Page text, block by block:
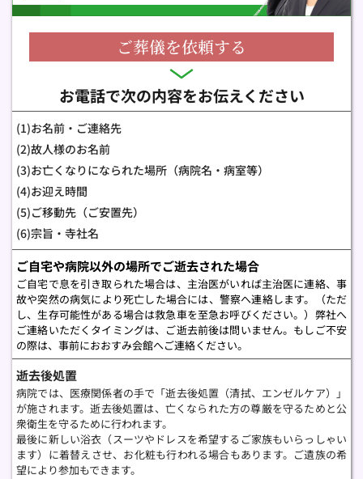
ご葬儀を依頼する
お電話で次の内容をお伝えください
(1)お名前・ご連絡先
(2)故人様のお名前
(3)お亡くなりになられた場所（病院名・病室等）
(4)お迎え時間
(5)ご移動先（ご安置先）
(6)宗旨・寺社名
ご自宅や病院以外の場所でご逝去された場合
ご自宅で息を引き取られた場合は、主治医がいれば主治医に連絡、事
故や突然の病気により死亡した場合には、警察へ連絡します。（ただ
し、生存可能性がある場合は救急車を至急お呼びください。）弊社へ
ご連絡いただくタイミングは、ご逝去前後は問いません。もしご不安
の際は、事前におおすみ会館へご連絡ください。
逝去後処置
病院では、医療関係者の手で「逝去後処置（清拭、エンゼルケア）」
が施されます。逝去後処置は、亡くなられた方の尊厳を守るためと公
衆衛生を守るために行われます。
最後に新しい浴衣（スーツやドレスを希望するご家族もいらっしゃい
ます）に着替えさせ、お化粧も行われる場合もあります。ご遺族の希
望により参加もできます。